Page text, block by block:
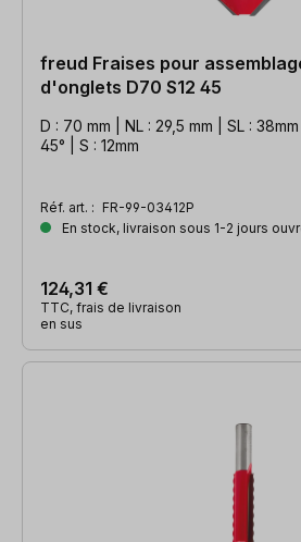
freud Fraises pour
d'onglets D70 S12 45
D : 70 mm | NL : 29,5 mm | SL :
45° | S : 12mm
Réf. art. : FR-99-03412P
En stock, livraison sous 1-2 jours
124,31 €
TTC, frais de livraison
en sus